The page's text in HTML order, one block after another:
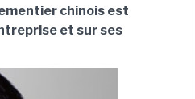
chinois est
et sur ses